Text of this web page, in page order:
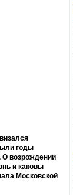
годы
О возрождении
и каковы
Московской